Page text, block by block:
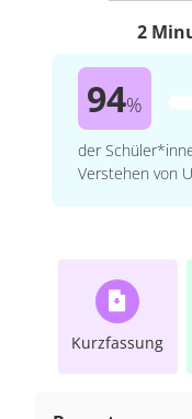
2
94%
der
Verstehen von
Kurzfassung